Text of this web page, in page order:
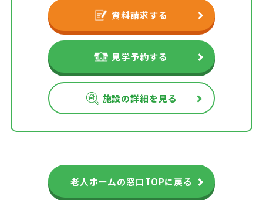
資料請求する
見学予約する
施設の詳細を見る
老人ホームの窓口TOPに戻る